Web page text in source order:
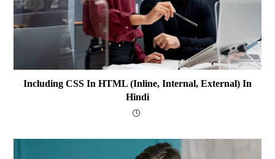
Including CSS In HTML (Inline, Internal, External) In
Hindi